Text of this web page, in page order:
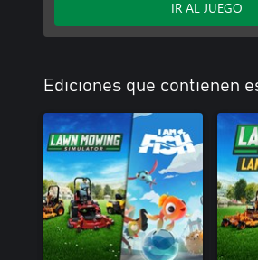
IR AL JUEGO
Ediciones que contienen